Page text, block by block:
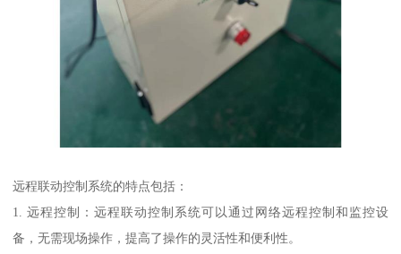
远程联动控制系统的特点包括：
1. 远程控制：远程联动控制系统可以通过网络远程控制和监控设
备，无需现场操作，提高了操作的灵活性和便利性。